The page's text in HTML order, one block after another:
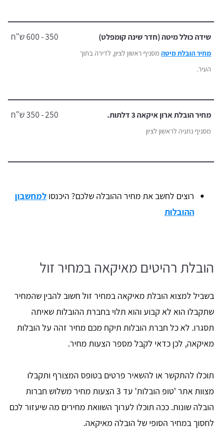
שידה כולל מיטה (חדר שינה קומפלט)
מחיר הובלת מיטה מסניף ראשון לציון, לדירה בתוך
העיר.
350 - 600 ש"ח
מחיר הובלת ארון איקאה 3 דלתות.
מסניף נתניה לראשון לציון
250 - 350 ש"ח
רוצים לחשב את מחיר ההובלה שלכם? היכנסו למחשבון
ההובלות
הובלת רהיטים מאיקאה במחיר זול
בשביל למצוא הובלת מאיקאה במחיר זול חשוב להבין שהמחיר
שתקבלו הוא לא קבוע והוא תלוי בחברת ההובלות שאיתה
תסגרו. לא כל חברת הובלות תיקח מכם מחיר זהה על הובלות
מאיקאה, לכן כדאי לקבל מספר הצעות מחיר.
תוכלו להתקשר או להשאיר פרטים בטופס המצורף ותקבלו
מצוות אתר 'טופ הובלות' עד 3 הצעות מחיר משלוש חברות
הובלה שונות. ככה תוכלו לערוך השוואת מחירים מה שיעזור לכם
לחסוך במחיר הסופי של הובלה מאיקאה.